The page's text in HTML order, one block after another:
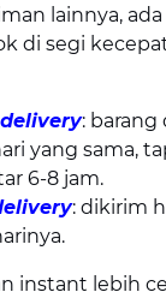
lainnya,
di segi
: barang
yang sama,
6-8 jam.
: dikirim
instant lebih